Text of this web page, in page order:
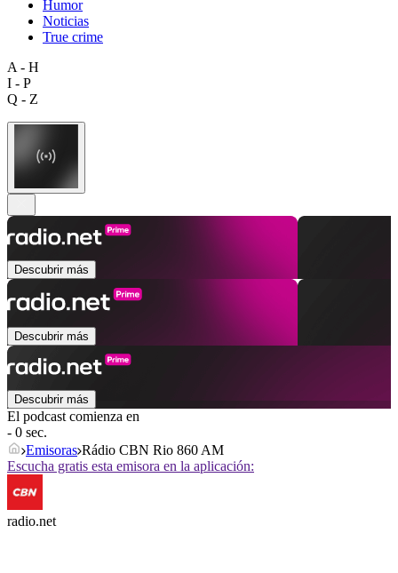
Humor
Noticias
True crime
A - H
I - P
Q - Z
Descubrir más
Descubrir más
Descubrir más
El podcast comienza en
- 0 sec.
Emisoras Rádio CBN Rio 860 AM
Escucha gratis esta emisora en la aplicación:
radio.net